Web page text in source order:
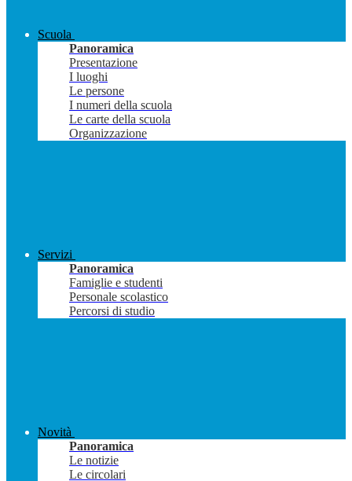
Scuola
Panoramica
Presentazione
I luoghi
Le persone
I numeri della scuola
Le carte della scuola
Organizzazione
Servizi
Panoramica
Famiglie e studenti
Personale scolastico
Percorsi di studio
Novità
Panoramica
Le notizie
Le circolari